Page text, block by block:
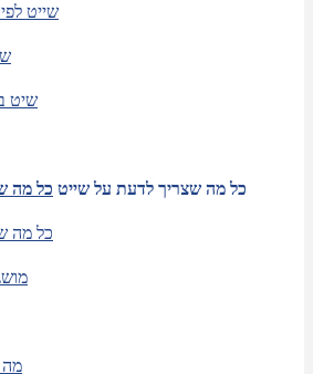
שייט
שיט
כל מה שצריך לדעת על שייט כל מה
כל מה
מה